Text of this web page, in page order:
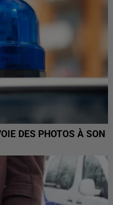
DES PHOTOS À SON